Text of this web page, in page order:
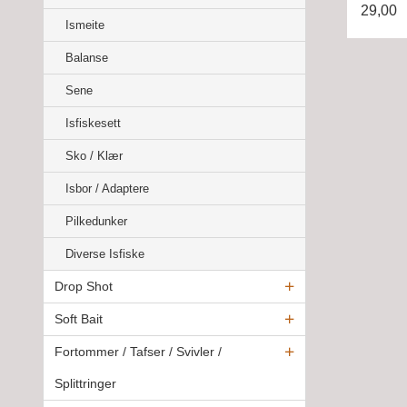
Ismeite
Balanse
Sene
Isfiskesett
Sko / Klær
Isbor / Adaptere
Pilkedunker
Diverse Isfiske
Drop Shot
Soft Bait
Fortommer / Tafser / Svivler /
Splittringer
29,00